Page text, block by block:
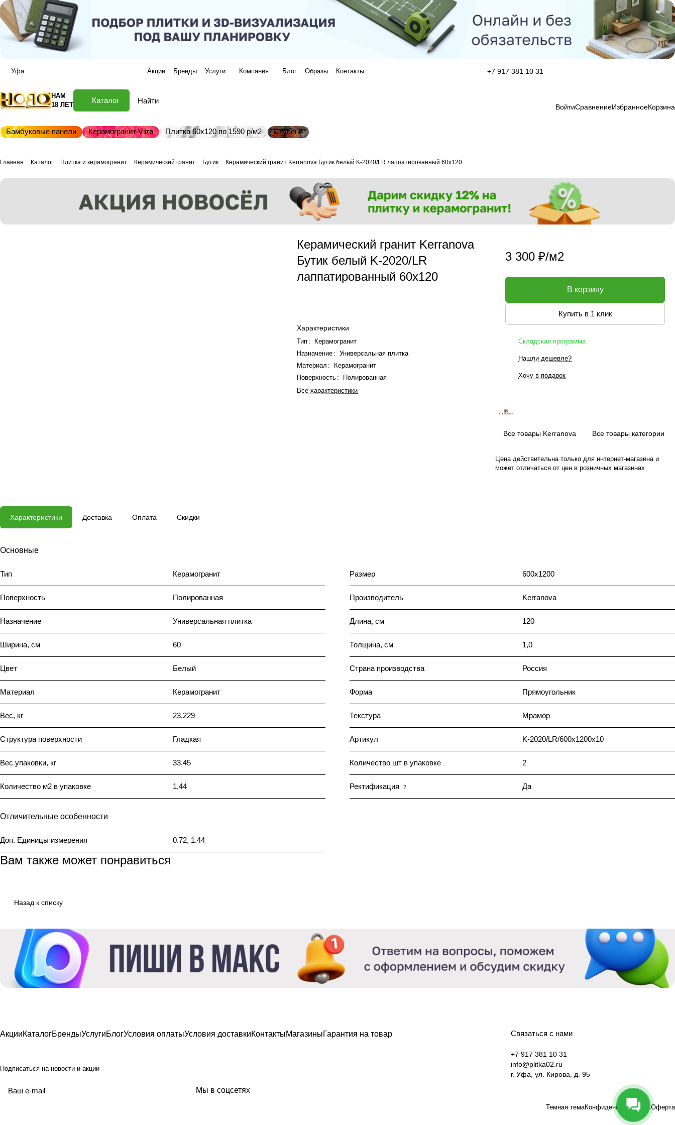
Уфа Акции Бренды Услуги Компания Блог Образы Контакты +7 917 381 10 31
НАМ
18 ЛЕТ
Каталог
ВойтиСравнениеИзбранноеКорзина
Бамбуковые панели Керамогранит Vitra Плитка 60х120 по 1590 р/м2 Ступени
Главная Каталог Плитка и керамогранит Керамический гранит Бутик Керамический гранит Kerranova Бутик белый K-2020/LR лаппатированный 60х120
Керамический гранит Kerranova
Бутик белый K-2020/LR
лаппатированный 60х120
Характеристики
Тип:
Керамогранит
Назначение:
Универсальная плитка
Материал:
Керамогранит
Поверхность:
Полированная
Все характеристики
3 300 ₽/м2
В корзину
Купить в 1 клик
Складская программа
Нашли дешевле?
Хочу в подарок
Все товары Kerranova Все товары категории
Цена действительна только для интернет-магазина и
может отличаться от цен в розничных магазинах
Характеристики Доставка Оплата Скидки
Основные
Тип Керамогранит Размер 600х1200
Поверхность Полированная Производитель Kerranova
Назначение Универсальная плитка Длина, см 120
Ширина, см 60 Толщина, см 1,0
Цвет Белый Страна производства Россия
Материал Керамогранит Форма Прямоугольник
Вес, кг 23,229 Текстура Мрамор
Структура поверхности Гладкая Артикул K-2020/LR/600x1200x10
Вес упаковки, кг 33,45 Количество шт в упаковке 2
Количество м2 в упаковке 1,44 Ректификация ? Да
Отличительные особенности
Доп. Единицы измерения 0.72, 1.44
Вам также может понравиться
Назад к списку
АкцииКаталогБрендыУслугиБлогУсловия оплатыУсловия доставкиКонтактыМагазиныГарантия на товар
Подписаться на новости и акции
Мы в соцсетях
Связаться с нами
+7 917 381 10 31
info@plitka02.ru
г. Уфа, ул. Кирова, д. 95
Темная темаКонфиденциальностьОферта